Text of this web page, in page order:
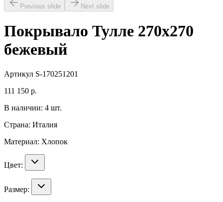
Previous slide Next slide
Покрывало Тулле 270х270
бежевый
Артикул S-170251201
111 150 р.
В наличии: 4 шт.
Страна: Италия
Материал: Хлопок
Цвет:
Размер: